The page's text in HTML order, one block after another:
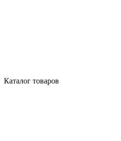
Каталог товаров